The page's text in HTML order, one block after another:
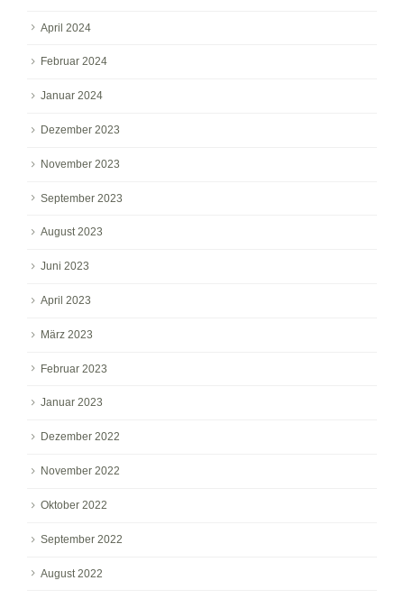
April 2024
Februar 2024
Januar 2024
Dezember 2023
November 2023
September 2023
August 2023
Juni 2023
April 2023
März 2023
Februar 2023
Januar 2023
Dezember 2022
November 2022
Oktober 2022
September 2022
August 2022